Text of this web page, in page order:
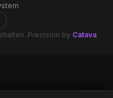
Precision by Catava